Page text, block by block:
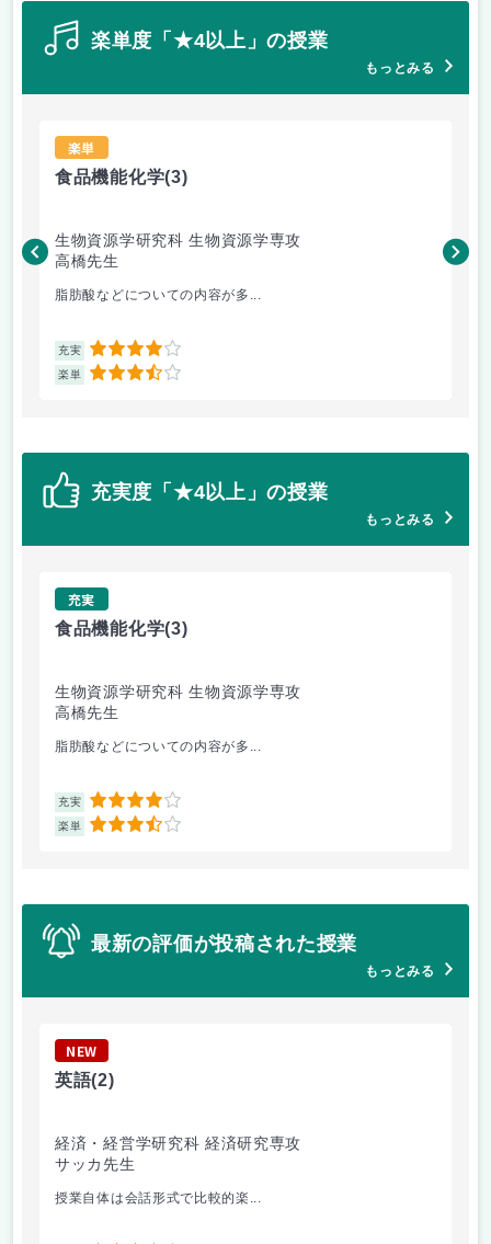
楽単度「★4以上」の授業
もっとみる
楽単
食品機能化学(3)
生物資源学研究科 生物資源学専攻
高橋先生
脂肪酸などについての内容が多...
充実 4
楽単 3.5
サ
充実度「★4以上」の授業
もっとみる
充実
食品機能化学(3)
生物資源学研究科 生物資源学専攻
高橋先生
脂肪酸などについての内容が多...
充実 4
楽単 3.5
最新の評価が投稿された授業
もっとみる
NEW
英語(2)
経済・経営学研究科 経済研究専攻
サッカ先生
授業自体は会話形式で比較的楽...